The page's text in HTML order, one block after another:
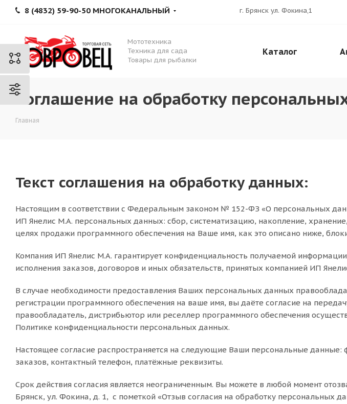
8 (4832) 59-90-50 МНОГОКАНАЛЬНЫЙ г. Брянск ул. Фокина,1
Мототехника
Техника для сада
Товары для рыбалки
Каталог
Соглашение на обработку
Главная
Текст соглашения на обработку данных:
Настоящим в соответствии с Федеральным законом № 152-ФЗ «О персональных
ИП Янелис М.А. персональных данных: сбор, систематизацию, накопление,
целях продажи программного обеспечения на Ваше имя, как это описано ниже,
Компания ИП Янелис М.А. гарантирует конфиденциальность получаемой
исполнения заказов, договоров и иных обязательств, принятых компанией ИП
В случае необходимости предоставления Ваших персональных данных
регистрации программного обеспечения на ваше имя, вы даёте согласие на
правообладатель, дистрибьютор или реселлер программного обеспечения
Политике конфиденциальности персональных данных.
Настоящее согласие распространяется на следующие Ваши персональные данные:
заказов, контактный телефон, платёжные реквизиты.
Срок действия согласия является неограниченным. Вы можете в любой момент
Брянск, ул. Фокина, д. 1, с пометкой «Отзыв согласия на обработку персональных